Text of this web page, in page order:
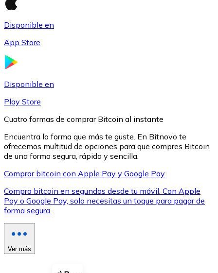
XRP
XRP
Efectivo
Disponible en
App Store
Disponible en
Play Store
Cuatro formas de comprar Bitcoin al instante
Encuentra la forma que más te guste. En Bitnovo te
ofrecemos multitud de opciones para que compres Bitcoin
de una forma segura, rápida y sencilla.
Comprar bitcoin con Apple Pay y Google Pay
Compra bitcoin en segundos desde tu móvil. Con Apple
Pay o Google Pay, solo necesitas un toque para pagar de
forma segura.
Ver más